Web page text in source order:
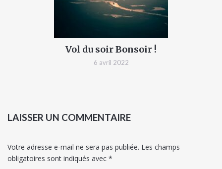
Vol du soir Bonsoir !
6 avril 2022
LAISSER UN COMMENTAIRE
Votre adresse e-mail ne sera pas publiée. Les champs
obligatoires sont indiqués avec *